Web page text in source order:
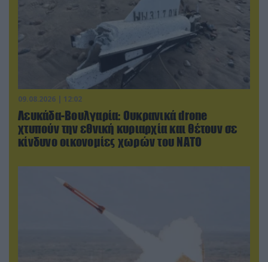
09.08.2026 | 12:02
Λευκάδα-Βουλγαρία: Ουκρανικά drone
χτυπούν την εθνική κυριαρχία και θέτουν σε
κίνδυνο οικονομίες χωρών του ΝΑΤΟ